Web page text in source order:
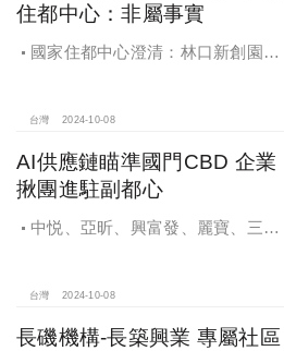
住都中心：非屬事實
國家住都中心澄清：林口新創園秉
台灣 2024-10-08
AI供應鏈瞄準國門CBD 企業
揪團進駐副都心
中悦、亞昕、興富發、麗寶、三發
未來還陸續有超過7萬坪辦公樓面積新
供給。
台灣 2024-10-08
長磯機構-長築興業 專屬社區